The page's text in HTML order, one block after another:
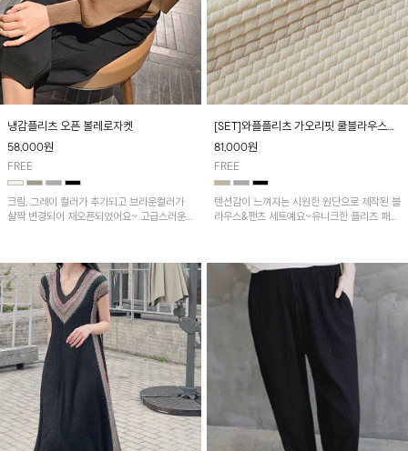
냉감플리츠 오픈 볼레로자켓
58,000원
FREE
크림, 그레이 컬러가 추가되고 브라운컬러가
살짝 변경되어 재오픈되었어요~ 고급스러운
없이 걸치기 좋아요~
[SET]와플플리츠 가오리핏 쿨블라우스&
조거팬츠
81,000원
FREE
텐션감이 느껴지는 시원한 원단으로 제작된 블
라우스&팬츠 세트예요~유니크한 플리츠 패턴